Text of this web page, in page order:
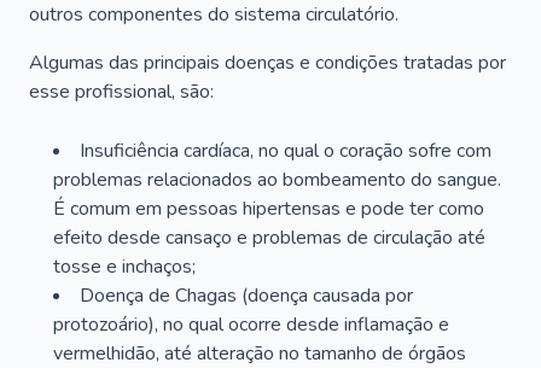
outros componentes do sistema circulatório.
Algumas das principais doenças e condições tratadas por
esse profissional, são:
Insuficiência cardíaca, no qual o coração sofre com
problemas relacionados ao bombeamento do sangue.
É comum em pessoas hipertensas e pode ter como
efeito desde cansaço e problemas de circulação até
tosse e inchaços;
Doença de Chagas (doença causada por
protozoário), no qual ocorre desde inflamação e
vermelhidão, até alteração no tamanho de órgãos